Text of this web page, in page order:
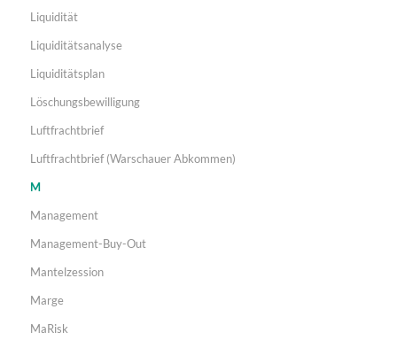
Liquidität
Liquiditätsanalyse
Liquiditätsplan
Löschungsbewilligung
Luftfrachtbrief
Luftfrachtbrief (Warschauer Abkommen)
M
Management
Management-Buy-Out
Mantelzession
Marge
MaRisk